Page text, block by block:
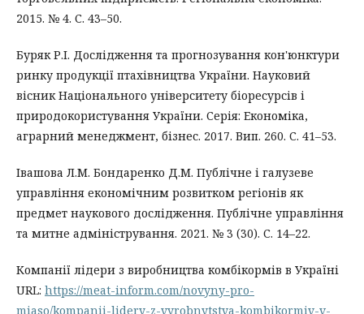
2015. № 4. С. 43–50.
Буряк Р.І. Дослідження та прогнозування кон'юнктури
ринку продукції птахівництва України. Науковий
вісник Національного університету біоресурсів і
природокористування України. Серія: Економіка,
аграрний менеджмент, бізнес. 2017. Вип. 260. С. 41–53.
Івашова Л.М. Бондаренко Д.М. Публічне і галузеве
управління економічним розвитком регіонів як
предмет наукового дослідження. Публічне управління
та митне адміністрування. 2021. № 3 (30). С. 14–22.
Компанії лідери з виробництва комбікормів в Україні
URL: https://meat-inform.com/novyny-pro-
miaso/kompanii-lidery-z-vyrobnytstva-kombikormiv-v-